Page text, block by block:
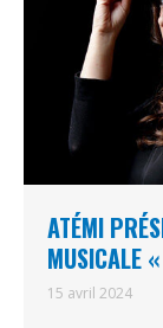
ATÉMI
MUSICALE
15 avril 2024